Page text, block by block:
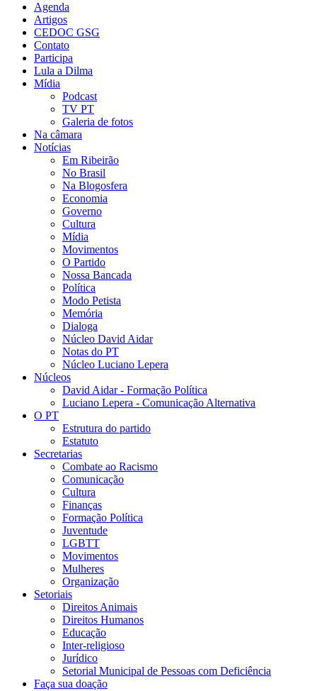
Agenda
Artigos
CEDOC GSG
Contato
Participa
Lula a Dilma
Mídia
Podcast
TV PT
Galeria de fotos
Na câmara
Notícias
Em Ribeirão
No Brasil
Na Blogosfera
Economia
Governo
Cultura
Mídia
Movimentos
O Partido
Nossa Bancada
Política
Modo Petista
Memória
Dialoga
Núcleo David Aidar
Notas do PT
Núcleo Luciano Lepera
Núcleos
David Aidar - Formação Política
Luciano Lepera - Comunicação Alternativa
O PT
Estrutura do partido
Estatuto
Secretarias
Combate ao Racismo
Comunicação
Cultura
Finanças
Formação Política
Juventude
LGBTT
Movimentos
Mulheres
Organização
Setoriais
Direitos Animais
Direitos Humanos
Educação
Inter-religioso
Jurídico
Setorial Municipal de Pessoas com Deficiência
Faça sua doação